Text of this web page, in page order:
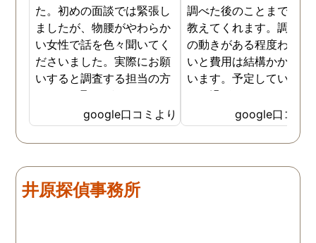
た。初めの面談では緊張し
ましたが、物腰がやわらか
い女性で話を色々聞いてく
ださいました。実際にお願
いすると調査する担当の方
とのやり取りがメインで、
色々不安や心配な事の共有
をしてくれました。探偵の
方に依頼となると丸投げで
が、二人三脚で協力しあい
ながら、進めて行った感じ
google口コミより
調べた後のことまで詳し
教えてくれます。調査対
の動きがある程度わから
いと費用は結構かかると
います。予定していた時
より過ぎてしまいました
が、そのまま調査してい
だき、しっかり証拠取れ
した。あ、もちろん過ぎ
調査が終わって今後どう
google口コミ
井原探偵事務所